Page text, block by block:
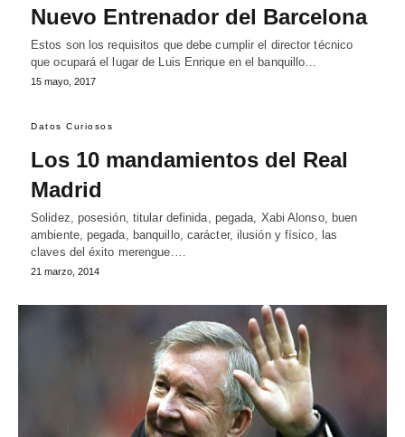
Nuevo Entrenador del Barcelona
Estos son los requisitos que debe cumplir el director técnico
que ocupará el lugar de Luis Enrique en el banquillo…
15 mayo, 2017
Datos Curiosos
Los 10 mandamientos del Real
Madrid
Solidez, posesión, titular definida, pegada, Xabi Alonso, buen
ambiente, pegada, banquillo, carácter, ilusión y físico, las
claves del éxito merengue.…
21 marzo, 2014